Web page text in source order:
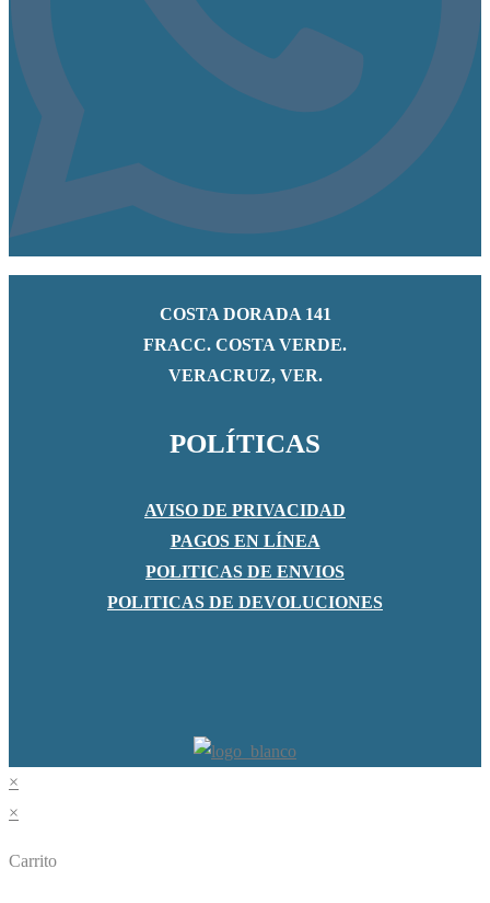
COSTA DORADA 141
FRACC. COSTA VERDE.
VERACRUZ, VER.
POLÍTICAS
AVISO DE PRIVACIDAD
PAGOS EN LÍNEA
POLITICAS DE ENVIOS
POLITICAS DE DEVOLUCIONES
×
×
Carrito